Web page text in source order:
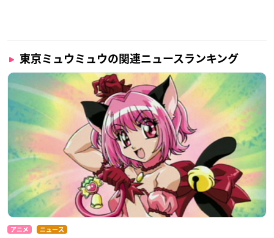
東京ミュウミュウの関連ニュースランキング
アニメ ニュース